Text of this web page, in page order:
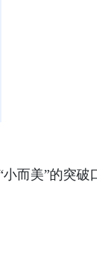
而美”的突破